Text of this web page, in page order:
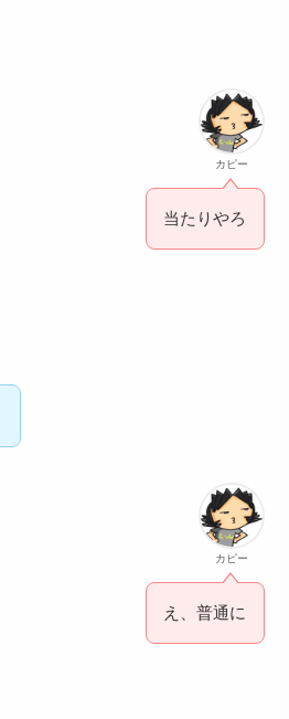
カピー
当たりやろ
カピー
え、普通に